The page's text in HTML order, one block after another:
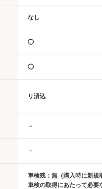
なし
◯
◯
リ済込
－
－
車検残：無（購入時に新規
車検の取得にあたって必要